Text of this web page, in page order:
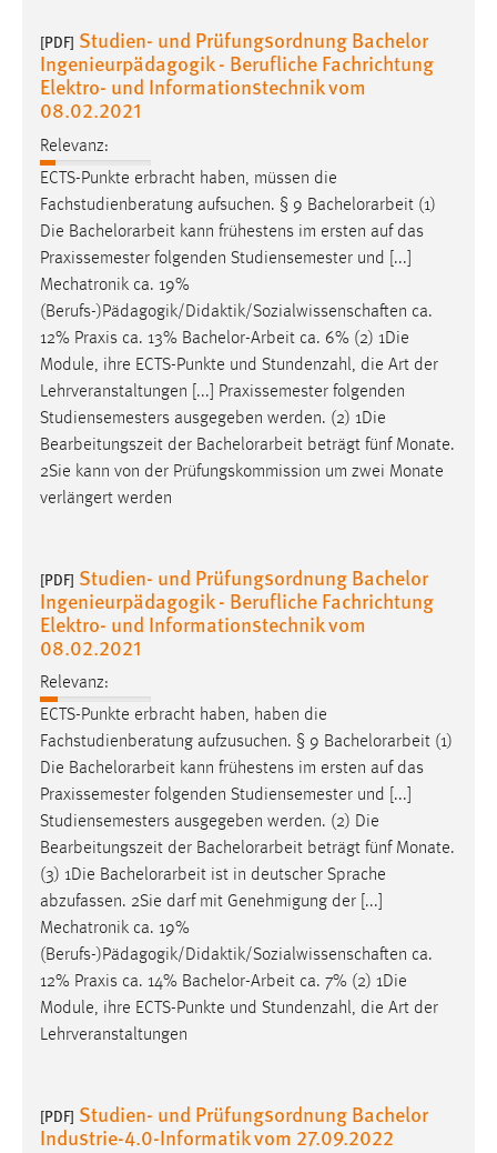
[PDF] Studien- und Prüfungsordnung Bachelor
Ingenieurpädagogik - Berufliche Fachrichtung
Elektro- und Informationstechnik vom
08.02.2021
Relevanz:
ECTS-Punkte erbracht haben, müssen die
Fachstudienberatung aufsuchen. § 9 Bachelorarbeit (1)
Die Bachelorarbeit kann frühestens im ersten auf das
Praxissemester folgenden Studiensemester und [...]
Mechatronik ca. 19%
(Berufs-)Pädagogik/Didaktik/Sozialwissenschaften ca.
12% Praxis ca. 13% Bachelor-Arbeit ca. 6% (2) 1Die
Module, ihre ECTS-Punkte und Stundenzahl, die Art der
Lehrveranstaltungen [...] Praxissemester folgenden
Studiensemesters ausgegeben werden. (2) 1Die
Bearbeitungszeit der Bachelorarbeit beträgt fünf Monate.
2Sie kann von der Prüfungskommission um zwei Monate
verlängert werden
[PDF] Studien- und Prüfungsordnung Bachelor
Ingenieurpädagogik - Berufliche Fachrichtung
Elektro- und Informationstechnik vom
08.02.2021
Relevanz:
ECTS-Punkte erbracht haben, haben die
Fachstudienberatung aufzusuchen. § 9 Bachelorarbeit (1)
Die Bachelorarbeit kann frühestens im ersten auf das
Praxissemester folgenden Studiensemester und [...]
Studiensemesters ausgegeben werden. (2) Die
Bearbeitungszeit der Bachelorarbeit beträgt fünf Monate.
(3) 1Die Bachelorarbeit ist in deutscher Sprache
abzufassen. 2Sie darf mit Genehmigung der [...]
Mechatronik ca. 19%
(Berufs-)Pädagogik/Didaktik/Sozialwissenschaften ca.
12% Praxis ca. 14% Bachelor-Arbeit ca. 7% (2) 1Die
Module, ihre ECTS-Punkte und Stundenzahl, die Art der
Lehrveranstaltungen
[PDF] Studien- und Prüfungsordnung Bachelor
Industrie-4.0-Informatik vom 27.09.2022